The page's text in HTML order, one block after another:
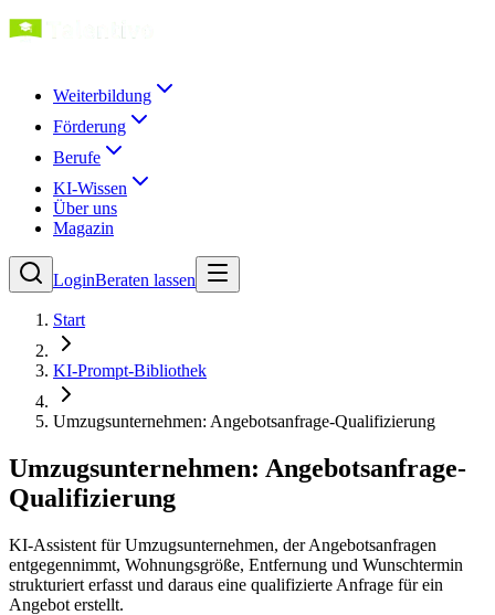
Weiterbildung
Förderung
Berufe
KI-Wissen
Über uns
Magazin
LoginBeraten lassen
Start
KI-Prompt-Bibliothek
Umzugsunternehmen: Angebotsanfrage-Qualifizierung
Umzugsunternehmen: Angebotsanfrage-
Qualifizierung
KI-Assistent für Umzugsunternehmen, der Angebotsanfragen
entgegennimmt, Wohnungsgröße, Entfernung und Wunschtermin
strukturiert erfasst und daraus eine qualifizierte Anfrage für ein
Angebot erstellt.